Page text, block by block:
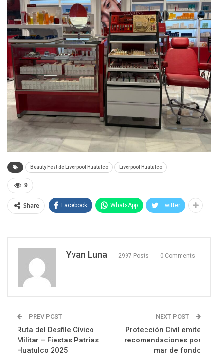
Beauty Fest de Liverpool Huatulco Liverpool Huatulco
9
Share Facebook WhatsApp Twitter
Yvan Luna 2997 Posts 0 Comments
PREV POST
Ruta del Desfile Cívico
Militar – Fiestas Patrias
Huatulco 2025
NEXT POST
Protección Civil emite
recomendaciones por
mar de fondo